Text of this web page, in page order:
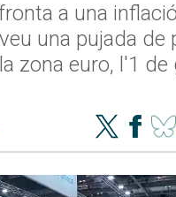
a una
una pujada de
zona euro, l'1 de